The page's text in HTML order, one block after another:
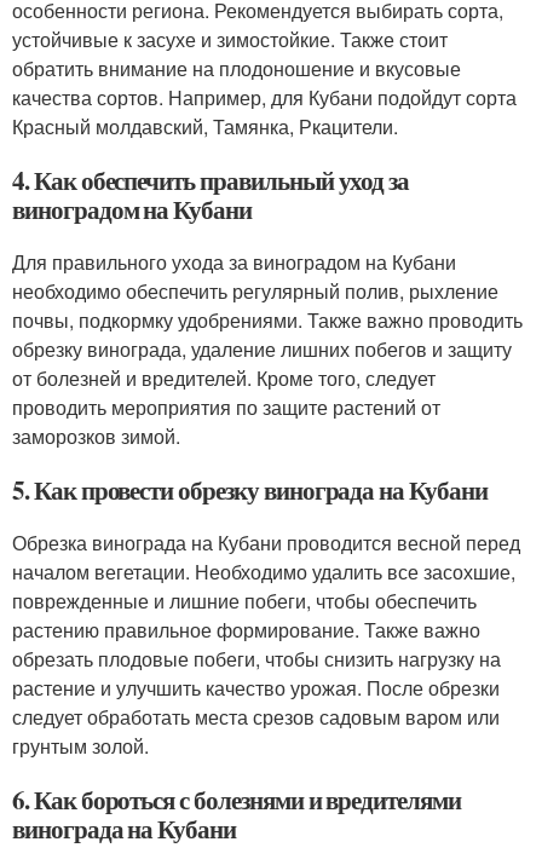
особенности региона. Рекомендуется выбирать сорта,
устойчивые к засухе и зимостойкие. Также стоит
обратить внимание на плодоношение и вкусовые
качества сортов. Например, для Кубани подойдут сорта
Красный молдавский, Тамянка, Ркацители.
4. Как обеспечить правильный уход за
виноградом на Кубани
Для правильного ухода за виноградом на Кубани
необходимо обеспечить регулярный полив, рыхление
почвы, подкормку удобрениями. Также важно проводить
обрезку винограда, удаление лишних побегов и защиту
от болезней и вредителей. Кроме того, следует
проводить мероприятия по защите растений от
заморозков зимой.
5. Как провести обрезку винограда на Кубани
Обрезка винограда на Кубани проводится весной перед
началом вегетации. Необходимо удалить все засохшие,
поврежденные и лишние побеги, чтобы обеспечить
растению правильное формирование. Также важно
обрезать плодовые побеги, чтобы снизить нагрузку на
растение и улучшить качество урожая. После обрезки
следует обработать места срезов садовым варом или
грунтым золой.
6. Как бороться с болезнями и вредителями
винограда на Кубани